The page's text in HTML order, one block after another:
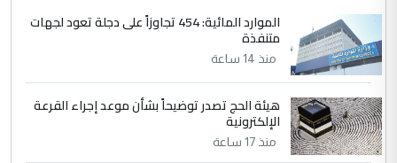
الموارد المائية: 454 تجاوزاً على دجلة تعود لجهات
متنفذة
منذ 14 ساعة
هيئة الحج تصدر توضيحاً بشأن موعد إجراء القرعة
الإلكترونية
منذ 17 ساعة